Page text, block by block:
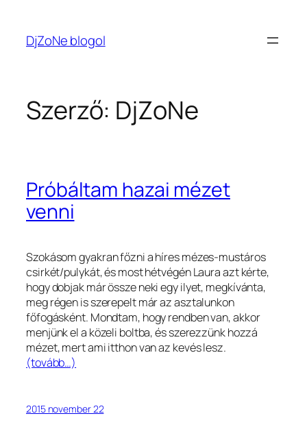
tartalomhoz
DjZoNe blogol
Szerző: DjZoNe
Próbáltam hazai mézet
venni
Szokásom gyakran főzni a híres mézes-mustáros
csirkét/pulykát, és most hétvégén Laura azt kérte,
hogy dobjak már össze neki egy ilyet, megkívánta,
meg régen is szerepelt már az asztalunkon
főfogásként. Mondtam, hogy rendben van, akkor
menjünk el a közeli boltba, és szerezzünk hozzá
mézet, mert ami itthon van az kevés lesz.
(tovább…)
2015 november 22